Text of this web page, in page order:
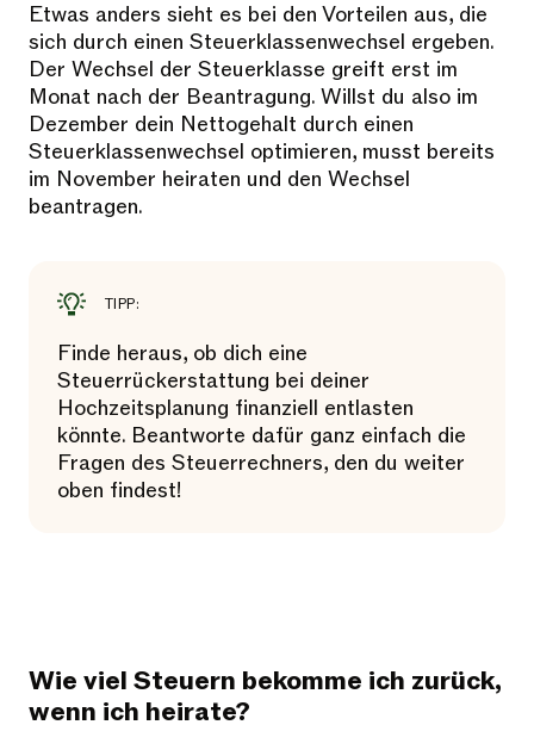
Etwas anders sieht es bei den Vorteilen aus, die
sich durch einen Steuerklassenwechsel ergeben.
Der Wechsel der Steuerklasse greift erst im
Monat nach der Beantragung. Willst du also im
Dezember dein Nettogehalt durch einen
Steuerklassenwechsel optimieren, musst bereits
im November heiraten und den Wechsel
beantragen.
TIPP:
Finde heraus, ob dich eine
Steuerrückerstattung bei deiner
Hochzeitsplanung finanziell entlasten
könnte. Beantworte dafür ganz einfach die
Fragen des Steuerrechners, den du weiter
oben findest!
Wie viel Steuern bekomme ich zurück,
wenn ich heirate?